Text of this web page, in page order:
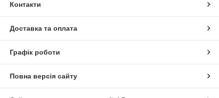
Контакти
Доставка та оплата
Графік роботи
Повна версія сайту